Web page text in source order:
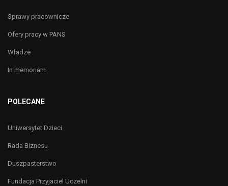
Sprawy pracownicze
Ofery pracy w PANS
Władze
In memoriam
POLECANE
Uniwersytet Dzieci
Rada Biznesu
Duszpasterstwo
Fundacja Przyjaciel Uczelni